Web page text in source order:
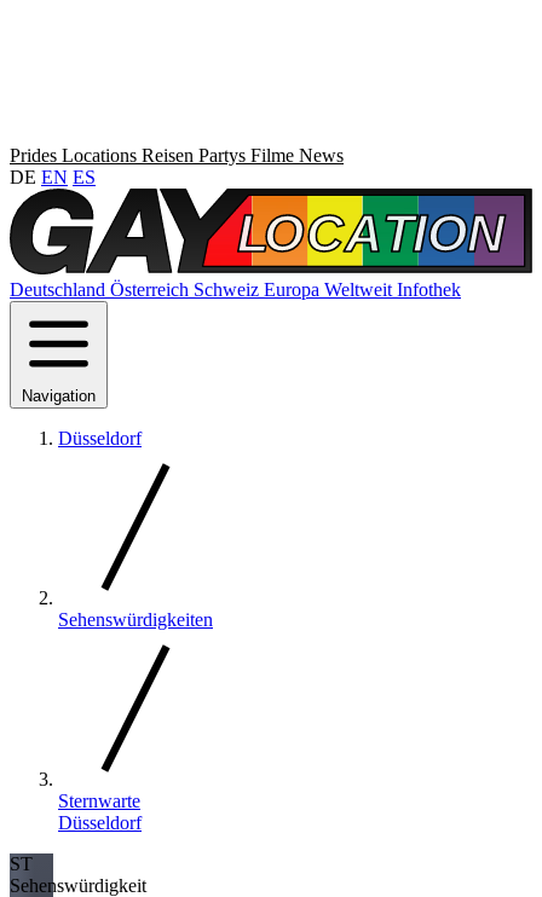
Prides Locations Reisen Partys Filme News
DE EN ES
Deutschland Österreich Schweiz Europa Weltweit Infothek
Navigation
Düsseldorf
Sehenswürdigkeiten
Sternwarte
Düsseldorf
ST
Sehenswürdigkeit